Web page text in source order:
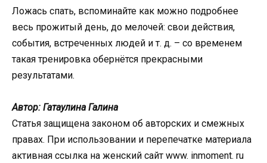
Ложась спать, вспоминайте как можно подробнее
весь прожитый день, до мелочей: свои действия,
события, встреченных людей и т. д. – со временем
такая тренировка обернётся прекрасными
результатами.
Автор: Гатаулина Галина
Статья защищена законом об авторских и смежных
правах. При использовании и перепечатке материала
активная ссылка на женский сайт www. inmoment. ru